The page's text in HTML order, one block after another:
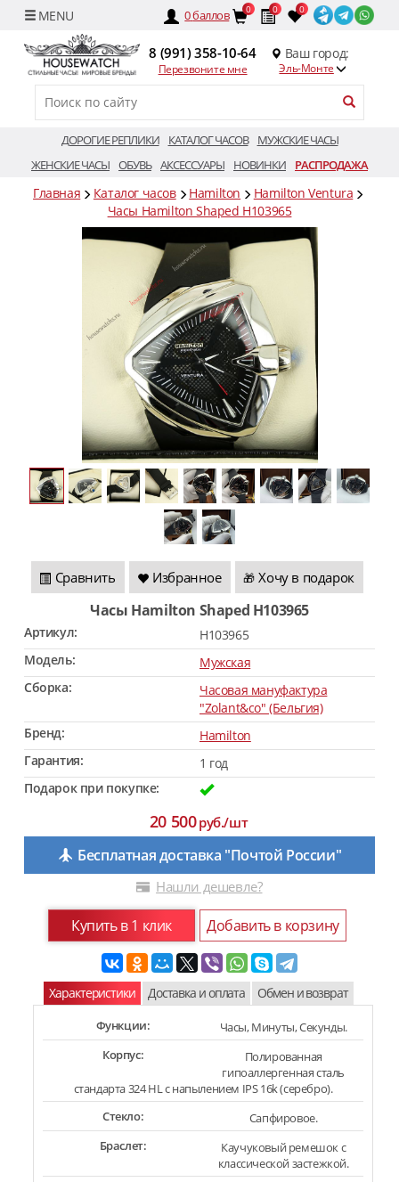
0баллов 0 0 0
8 (991) 358-10-64
Перезвоните мне
Ваш город:
Эль-Монте
ДОРОГИЕ РЕПЛИКИ КАТАЛОГ ЧАСОВ
МУЖСКИЕ ЧАСЫ
ЖЕНСКИЕ ЧАСЫ ОБУВЬ АКСЕССУАРЫ НОВИНКИ РАСПРОДАЖА
Главная Каталог часов Hamilton
Hamilton Ventura
Часы Hamilton Shaped H103965
Сравнить Избранное 🎁 Хочу в подарок
Часы Hamilton Shaped H103965
Артикул:
H103965
Модель:
Мужская
Сборка:
Часовая мануфактура
"Zolant&co" (Бельгия)
Бренд:
Hamilton
Гарантия:
1 год
Подарок при покупке:
20 500руб./шт
Бесплатная доставка "Почтой России"
Нашли дешевле?
Купить в 1 клик Добавить в корзину
Характеристики Доставка и оплата Обмен и возврат
Функции:
Часы, Минуты, Секунды.
Корпус:
Полированная
гипоаллергенная сталь
стандарта 324 HL с напылением IPS 16k (серебро).
Стекло:
Сапфировое.
Браслет:
Каучуковый ремешок с
классической застежкой.